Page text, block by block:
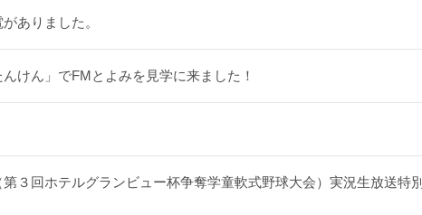
ありました。
けん」でFMとよみを見学に来ました！
３回ホテルグランビュー杯争奪学童軟式野球大会）実況生放送特別